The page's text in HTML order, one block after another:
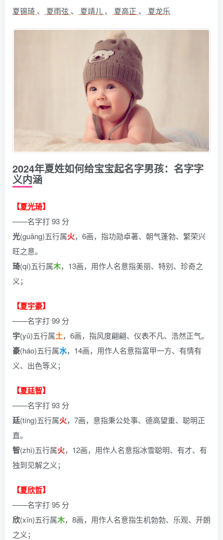
夏锡琦 、 夏雨弦 、 夏靖儿 、 夏高正 、 夏龙乐
2024年夏姓如何给宝宝起名字男孩：名字字
义内涵
【夏光琦】
——名字打 93 分
光(guāng)五行属火，6画，指功勋卓著、朝气蓬勃、繁荣兴
旺之意。
琦(qí)五行属木，13画，用作人名意指美丽、特别、珍奇之
义；
【夏宇豪】
——名字打 99 分
宇(yǔ)五行属土，6画，指风度翩翩、仪表不凡、浩然正气。
豪(háo)五行属水，14画，用作人名意指富甲一方、有情有
义、出色等义；
【夏廷智】
——名字打 93 分
廷(tíng)五行属火，7画，意指秉公处事、德高望重、聪明正
直。
智(zhì)五行属火，12画，用作人名意指冰雪聪明、有才、有
独到见解之义；
【夏欣哲】
——名字打 95 分
欣(xīn)五行属木，8画，用作人名意指生机勃勃、乐观、开朗
之义；